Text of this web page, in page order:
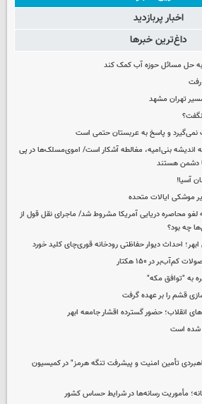
اخبار پربازدید
داغ‌ترین خبرها
حل مسائل حوزه آب کمک کند
رفت
نمی‌گیرد و پاسخ به عربستان حتمی است
اندیشه بنی‌امیه، مغالطه آشکار است/ اموی‌مسلک‌ها در پی
دشمن هستند
آسیا!
موشکی ایالات متحده
لغو محاصره دریایی آمریکا مشروط شد/ ماجرای نقل قول از
چه بود؟
احداث دیوار حفاظتی رودخانه قوری‌چای کلید خورد
در ۱۵۰ هکتار
به "توافق مکه"
قشم را بر عهده گرفت
انقلاب؛ حضور گسترده اقشار جامعه ابهر
شده است
تأمین امنیت و پیشرفت تنگه هرمز" در کمیسیون
مأموریت رسانه‌ها در شرایط حساس کشور